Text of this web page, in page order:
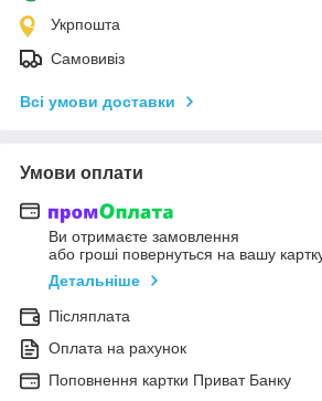
Укрпошта
Самовивіз
Всі умови доставки
Умови оплати
Ви отримаєте замовлення
або гроші повернуться на вашу
Детальніше
Післяплата
Оплата на рахунок
Поповнення картки Приват Банку